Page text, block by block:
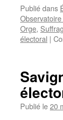
Publié dans
Orge,
électoral |
Publié le20